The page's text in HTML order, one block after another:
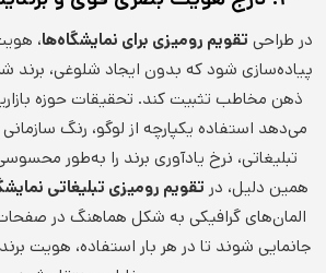
در طراحی تقویم رومیزی برای نمایشگاه‌ها،
پیاده‌سازی شود که بدون ایجاد شلوغی، برند
ذهن مخاطب تثبیت کند. تحقیقات حوزه
می‌دهد استفاده یکپارچه از لوگو، رنگ
تبلیغاتی، نرخ یادآوری برند را به‌طور
همین دلیل، در تقویم رومیزی تبلیغاتی
المان‌های گرافیکی به شکل هماهنگ در
جانمایی شوند تا در هر بار استفاده، هویت